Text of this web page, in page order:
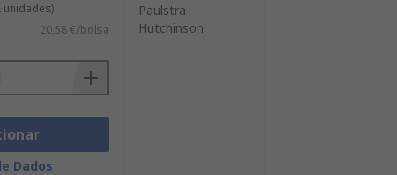
unidades)
20,58 €/bolsa
Dados
Paulstra
Hutchinson
-